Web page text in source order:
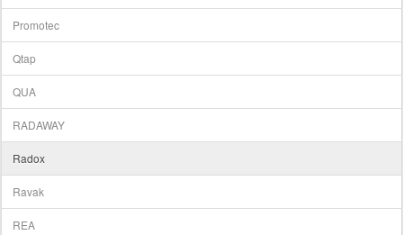
Promotec
Qtap
QUA
RADAWAY
Radox
Ravak
REA